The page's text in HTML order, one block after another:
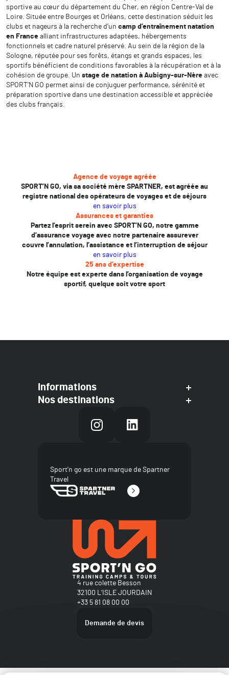
sportive au cœur du département du Cher, en région Centre-Val de
Loire. Située entre Bourges et Orléans, cette destination séduit les
clubs et nageurs à la recherche d’un camp d’entraînement natation
en France alliant infrastructures adaptées, hébergements
fonctionnels et cadre naturel préservé. Au sein de la région de la
Sologne, réputée pour ses forêts, étangs et grands espaces, les
sportifs bénéficient de conditions favorables à la récupération et à la
cohésion de groupe. Un stage de natation à Aubigny-sur-Nère avec
SPORT’N GO permet ainsi de conjuguer performance, sérénité et
préparation sportive dans une destination accessible et appréciée
des clubs français.
Agence de voyage agréée
SPORT’N GO, via sa société mère SPARTNER, est agréée au
registre national des opérateurs de voyages et de séjours
en savoir plus
Assurances et garanties
Partez l’esprit serein avec SPORT’N GO, notre gamme
d’assurance voyage avec notre partenaire assurever
couvre l’annulation, l’assistance et l’interruption de séjour
en savoir plus
25 ans d’expertise
Notre équipe est experte dans l’organisation de voyage
sportif, quelque soit votre sport
4 rue colette Besson
32100 L’ISLE JOURDAIN
+33 5 81 08 00 00
Demande de devis
Informations
Nos destinations
Sport'n go est une marque de Spartner
Travel